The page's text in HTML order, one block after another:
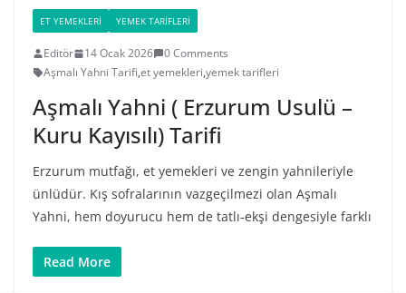
ET YEMEKLERI YEMEK TARIFLERI
Editör 14 Ocak 2026
0 Comments
Aşmalı Yahni Tarifi,et yemekleri,yemek tarifleri
Aşmalı Yahni ( Erzurum Usulü –
Kuru Kayısılı) Tarifi
Erzurum mutfağı, et yemekleri ve zengin yahnileriyle
ünlüdür. Kış sofralarının vazgeçilmezi olan Aşmalı
Yahni, hem doyurucu hem de tatlı‑ekşi dengesiyle farklı
Read More